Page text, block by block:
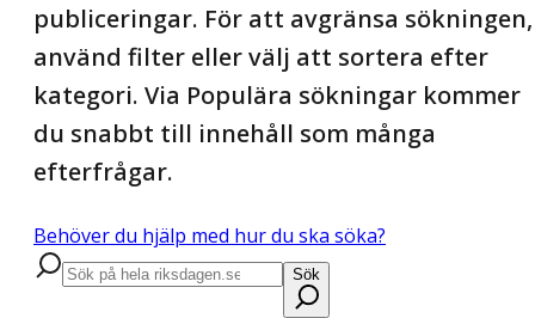
publiceringar. För att avgränsa sökningen,
använd filter eller välj att sortera efter
kategori. Via Populära sökningar kommer
du snabbt till innehåll som många
efterfrågar.
Behöver du hjälp med hur du ska söka?
Sök